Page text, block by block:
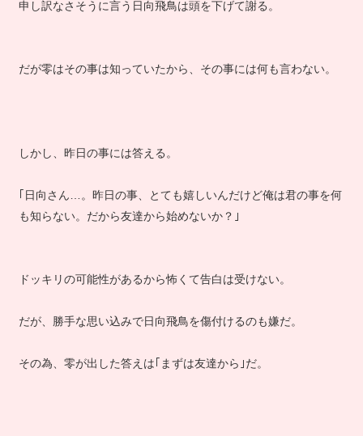
申し訳なさそうに言う日向飛鳥は頭を下げて謝る。
だが零はその事は知っていたから、その事には何も言わない。
しかし、昨日の事には答える。
｢日向さん…。昨日の事、とても嬉しいんだけど俺は君の事を何
も知らない。だから友達から始めないか？｣
ドッキリの可能性があるから怖くて告白は受けない。
だが、勝手な思い込みで日向飛鳥を傷付けるのも嫌だ。
その為、零が出した答えは｢まずは友達から｣だ。